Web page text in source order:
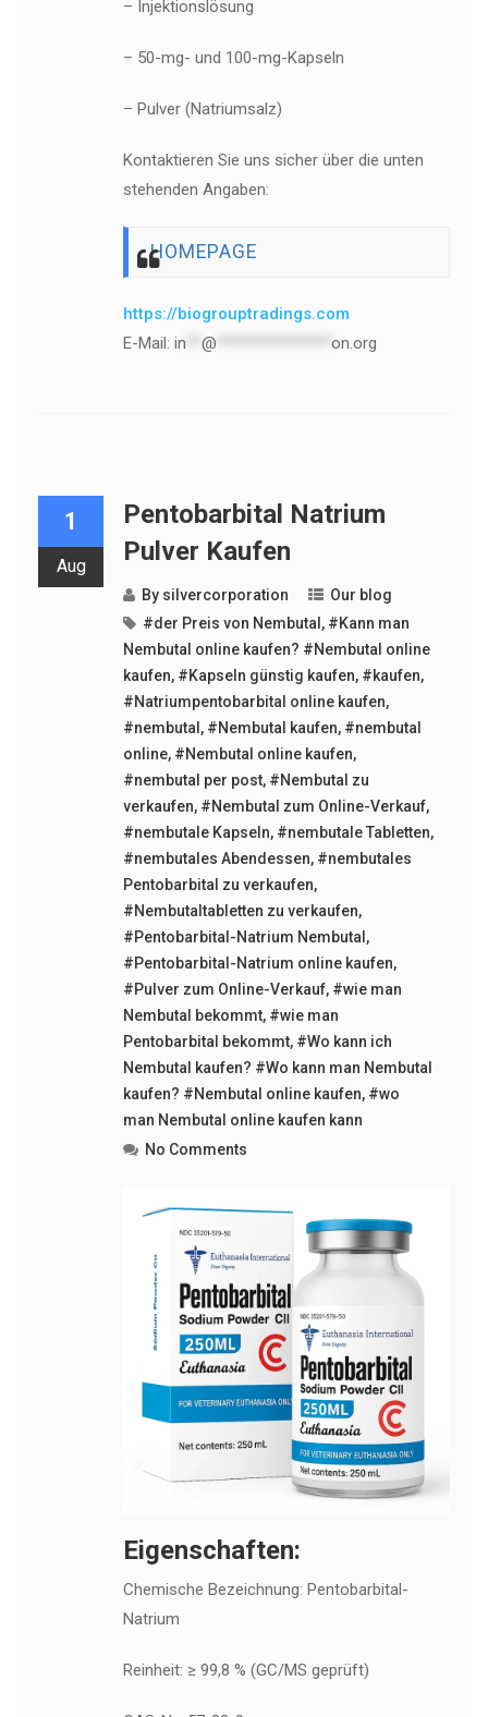
– Injektionslösung
– 50-mg- und 100-mg-Kapseln
– Pulver (Natriumsalz)
Kontaktieren Sie uns sicher über die unten
stehenden Angaben:
HOMEPAGE
https://biogrouptradings.com
E-Mail: in @ on.org
1
Aug
Pentobarbital Natrium
Pulver Kaufen
By silvercorporation
Our blog
#der Preis von Nembutal , #Kann man
Nembutal online kaufen? #Nembutal online
kaufen, #Kapseln günstig kaufen, #kaufen,
#Natriumpentobarbital online kaufen,
#nembutal , #Nembutal kaufen, #nembutal
online, #Nembutal online kaufen,
#nembutal per post, #Nembutal zu
verkaufen, #Nembutal zum Online-Verkauf,
#nembutale Kapseln, #nembutale Tabletten,
#nembutales Abendessen, #nembutales
Pentobarbital zu verkaufen,
#Nembutaltabletten zu verkaufen,
#Pentobarbital-Natrium Nembutal ,
#Pentobarbital-Natrium online kaufen,
#Pulver zum Online-Verkauf, #wie man
Nembutal bekommt, #wie man
Pentobarbital bekommt, #Wo kann ich
Nembutal kaufen? #Wo kann man Nembutal
kaufen? #Nembutal online kaufen, #wo
man Nembutal online kaufen kann
No Comments
Eigenschaften:
Chemische Bezeichnung: Pentobarbital-
Natrium
Reinheit: ≥ 99,8 % (GC/MS geprüft)